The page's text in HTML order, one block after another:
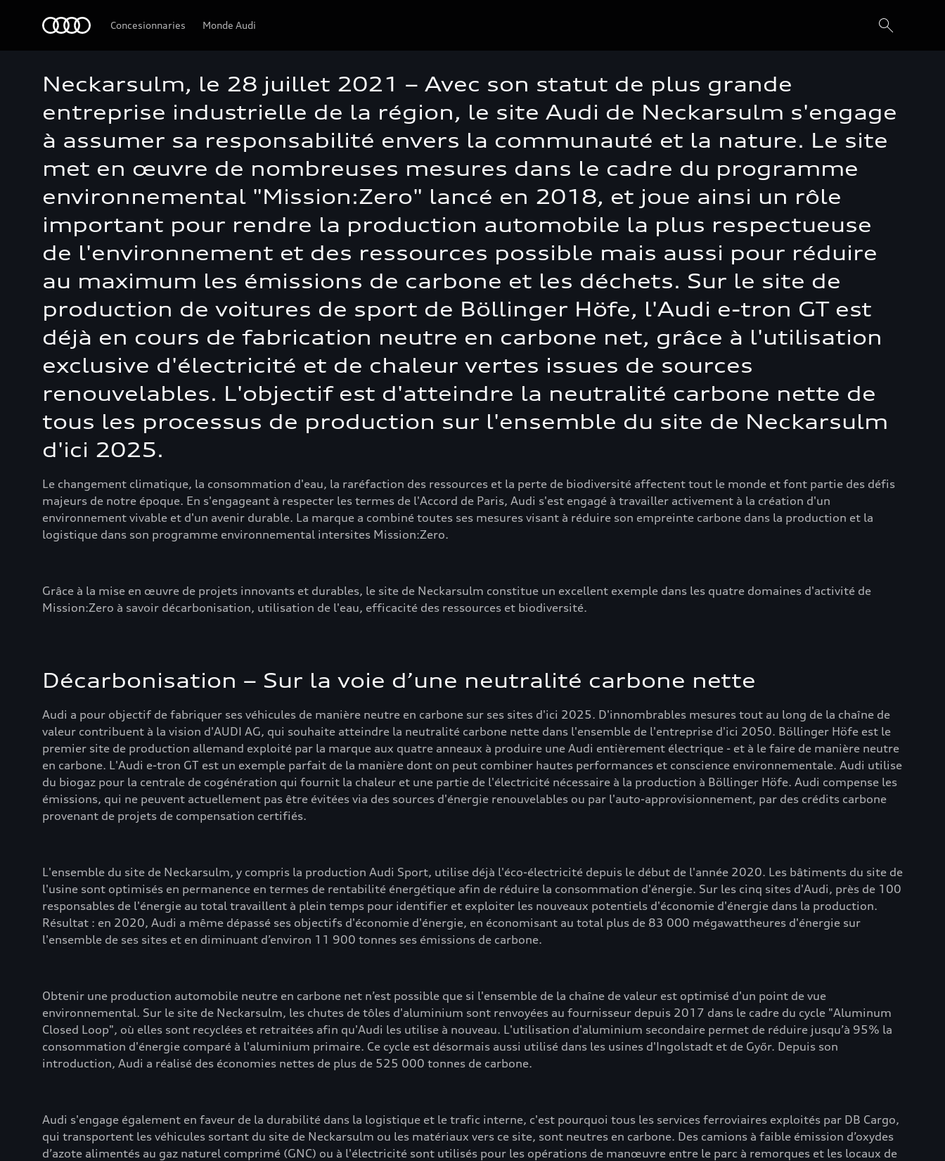
Concesionnaries Monde Audi
Neckarsulm, le 28 juillet 2021 – Avec son statut de plus grande
entreprise industrielle de la région, le site Audi de Neckarsulm s'engage
à assumer sa responsabilité envers la communauté et la nature. Le site
met en œuvre de nombreuses mesures dans le cadre du programme
environnemental "Mission:Zero" lancé en 2018, et joue ainsi un rôle
important pour rendre la production automobile la plus respectueuse
de l'environnement et des ressources possible mais aussi pour réduire
au maximum les émissions de carbone et les déchets. Sur le site de
production de voitures de sport de Böllinger Höfe, l'Audi e-tron GT est
déjà en cours de fabrication neutre en carbone net, grâce à l'utilisation
exclusive d'électricité et de chaleur vertes issues de sources
renouvelables. L'objectif est d'atteindre la neutralité carbone nette de
tous les processus de production sur l'ensemble du site de Neckarsulm
d'ici 2025.
Le changement climatique, la consommation d'eau, la raréfaction des ressources et la perte de biodiversité affectent tout le monde et font partie des défis
majeurs de notre époque. En s'engageant à respecter les termes de l'Accord de Paris, Audi s'est engagé à travailler activement à la création d'un
environnement vivable et d'un avenir durable. La marque a combiné toutes ses mesures visant à réduire son empreinte carbone dans la production et la
logistique dans son programme environnemental intersites Mission:Zero.
Grâce à la mise en œuvre de projets innovants et durables, le site de Neckarsulm constitue un excellent exemple dans les quatre domaines d'activité de
Mission:Zero à savoir décarbonisation, utilisation de l'eau, efficacité des ressources et biodiversité.
Décarbonisation – Sur la voie d’une neutralité carbone nette
Audi a pour objectif de fabriquer ses véhicules de manière neutre en carbone sur ses sites d'ici 2025. D'innombrables mesures tout au long de la chaîne de
valeur contribuent à la vision d'AUDI AG, qui souhaite atteindre la neutralité carbone nette dans l'ensemble de l'entreprise d'ici 2050. Böllinger Höfe est le
premier site de production allemand exploité par la marque aux quatre anneaux à produire une Audi entièrement électrique - et à le faire de manière neutre
en carbone. L'Audi e-tron GT est un exemple parfait de la manière dont on peut combiner hautes performances et conscience environnementale. Audi utilise
du biogaz pour la centrale de cogénération qui fournit la chaleur et une partie de l'électricité nécessaire à la production à Böllinger Höfe. Audi compense les
émissions, qui ne peuvent actuellement pas être évitées via des sources d'énergie renouvelables ou par l'auto-approvisionnement, par des crédits carbone
provenant de projets de compensation certifiés.
L'ensemble du site de Neckarsulm, y compris la production Audi Sport, utilise déjà l'éco-électricité depuis le début de l'année 2020. Les bâtiments du site de
l'usine sont optimisés en permanence en termes de rentabilité énergétique afin de réduire la consommation d'énergie. Sur les cinq sites d'Audi, près de 100
responsables de l'énergie au total travaillent à plein temps pour identifier et exploiter les nouveaux potentiels d'économie d'énergie dans la production.
Résultat : en 2020, Audi a même dépassé ses objectifs d'économie d'énergie, en économisant au total plus de 83 000 mégawattheures d'énergie sur
l'ensemble de ses sites et en diminuant d’environ 11 900 tonnes ses émissions de carbone.
Obtenir une production automobile neutre en carbone net n’est possible que si l'ensemble de la chaîne de valeur est optimisé d'un point de vue
environnemental. Sur le site de Neckarsulm, les chutes de tôles d'aluminium sont renvoyées au fournisseur depuis 2017 dans le cadre du cycle "Aluminum
Closed Loop", où elles sont recyclées et retraitées afin qu'Audi les utilise à nouveau. L'utilisation d'aluminium secondaire permet de réduire jusqu’à 95% la
consommation d'énergie comparé à l'aluminium primaire. Ce cycle est désormais aussi utilisé dans les usines d'Ingolstadt et de Győr. Depuis son
introduction, Audi a réalisé des économies nettes de plus de 525 000 tonnes de carbone.
Audi s'engage également en faveur de la durabilité dans la logistique et le trafic interne, c'est pourquoi tous les services ferroviaires exploités par DB Cargo,
qui transportent les véhicules sortant du site de Neckarsulm ou les matériaux vers ce site, sont neutres en carbone. Des camions à faible émission d’oxydes
d’azote alimentés au gaz naturel comprimé (GNC) ou à l'électricité sont utilisés pour les opérations de manœuvre entre le parc à remorques et les locaux de